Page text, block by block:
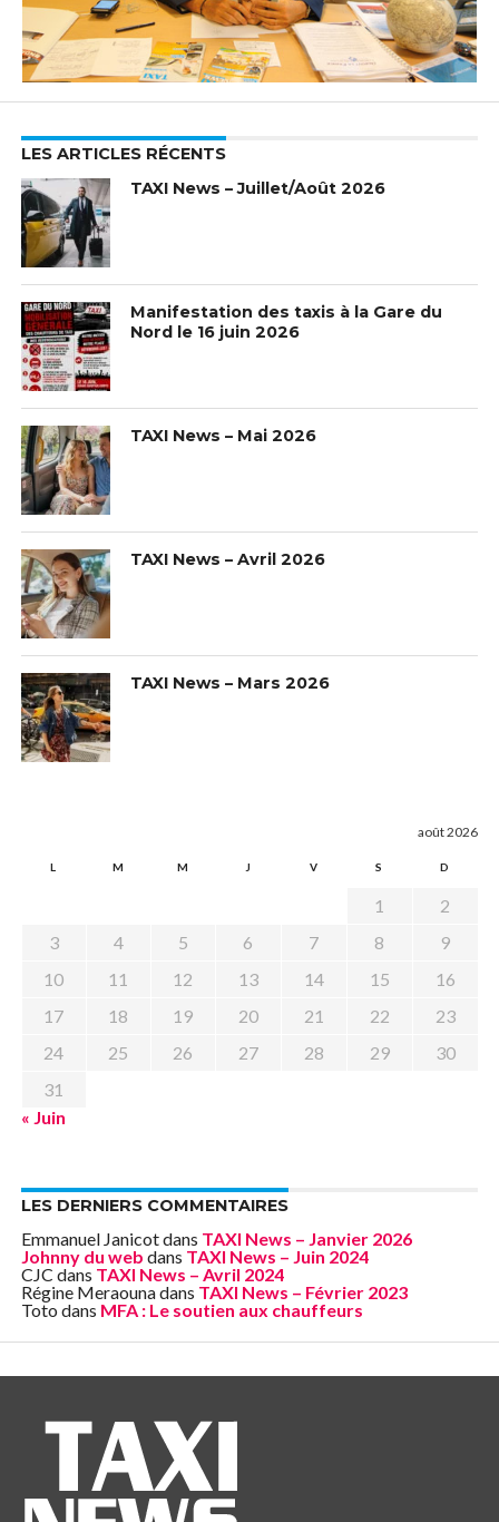
LES ARTICLES RÉCENTS
TAXI News – Juillet/Août 2026
Manifestation des taxis à la Gare du
Nord le 16 juin 2026
TAXI News – Mai 2026
TAXI News – Avril 2026
TAXI News – Mars 2026
août 2026
L M M J V S D
1
2
3
4 5 6 7 8
9
10
11 12 13 14 15
16
17
18 19 20 21 22
23
24
25 26 27 28 29
30
31
« Juin
LES DERNIERS COMMENTAIRES
Emmanuel Janicotdans TAXI News – Janvier 2026
Johnny du web dans TAXI News – Juin 2024
CJC dans TAXI News – Avril 2024
Régine Meraounadans TAXI News – Février 2023
Toto dans MFA : Le soutien aux chauffeurs